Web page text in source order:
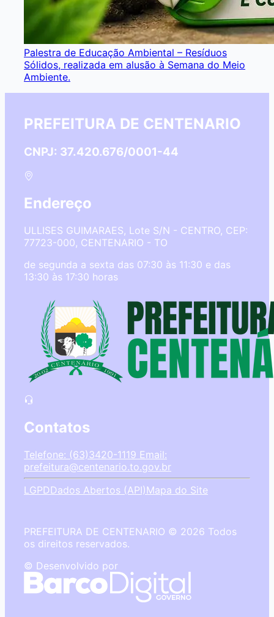
Palestra de Educação Ambiental – Resíduos
Sólidos, realizada em alusão à Semana do Meio
Ambiente.
PREFEITURA DE CENTENARIO
CNPJ: 37.420.676/0001-44
Endereço
ULLISES GUIMARAES, Lote S/N - CENTRO, CEP:
77723-000, CENTENARIO - TO
de segunda a sexta das 07:30 às 11:30 e das
13:30 às 17:30 horas
Contatos
Telefone: (63)3420-1119 Email:
prefeitura@centenario.to.gov.br
LGPDDados Abertos (API)Mapa do Site
PREFEITURA DE CENTENARIO © 2026 Todos
os direitos reservados.
© Desenvolvido por